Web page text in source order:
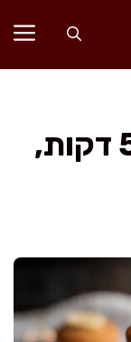
מאפינס ממכרים ב-5 דקות,